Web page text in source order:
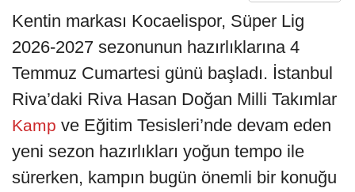
Kentin markası Kocaelispor, Süper Lig
2026-2027 sezonunun hazırlıklarına 4
Temmuz Cumartesi günü başladı. İstanbul
Riva’daki Riva Hasan Doğan Milli Takımlar
Kamp ve Eğitim Tesisleri’nde devam eden
yeni sezon hazırlıkları yoğun tempo ile
sürerken, kampın bugün önemli bir konuğu